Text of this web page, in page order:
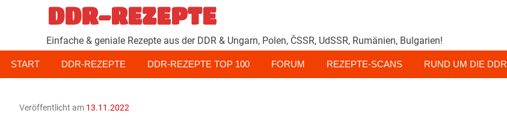
Zum
Inhalt
springen
DDR-REZEPTE
Einfache & geniale Rezepte aus der DDR & Ungarn, Polen, ČSSR, UdSSR, Rumänien, Bulgarien!
START DDR-REZEPTE DDR-REZEPTE TOP 100 FORUM REZEPTE-SCANS RUND UM DIE DDR
Veröffentlicht am 13.11.2022